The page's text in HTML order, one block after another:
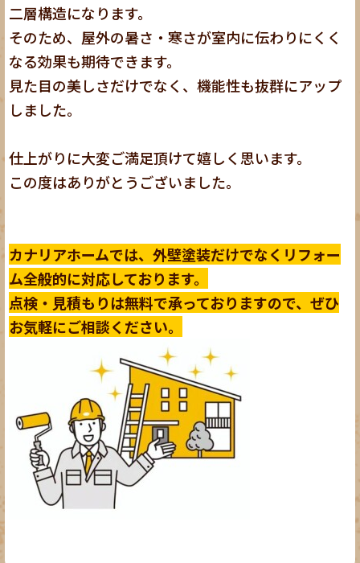
二層構造になります。
そのため、屋外の暑さ・寒さが室内に伝わりにくく
なる効果も期待できます。
見た目の美しさだけでなく、機能性も抜群にアップ
しました。
仕上がりに大変ご満足頂けて嬉しく思います。
この度はありがとうございました。
カナリアホームでは、外壁塗装だけでなくリフォー
ム全般的に対応しております。
点検・見積もりは無料で承っておりますので、ぜひ
お気軽にご相談ください。